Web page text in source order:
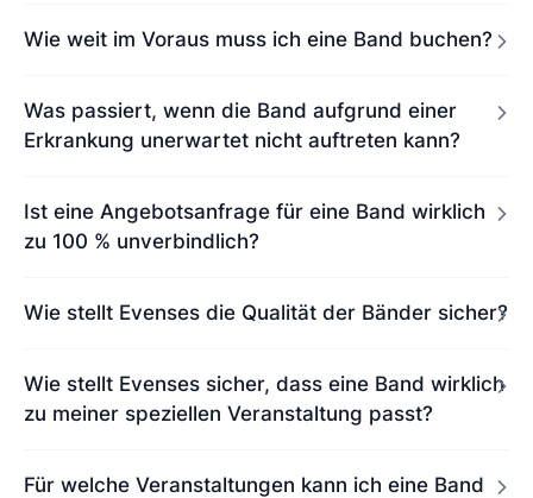
Wie weit im Voraus muss ich eine Band buchen?
Was passiert, wenn die Band aufgrund einer
Erkrankung unerwartet nicht auftreten kann?
Ist eine Angebotsanfrage für eine Band wirklich
zu 100 % unverbindlich?
Wie stellt Evenses die Qualität der Bänder sicher?
Wie stellt Evenses sicher, dass eine Band wirklich
zu meiner speziellen Veranstaltung passt?
Für welche Veranstaltungen kann ich eine Band